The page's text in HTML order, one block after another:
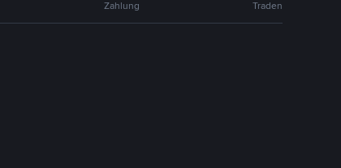
Zahlung Traden